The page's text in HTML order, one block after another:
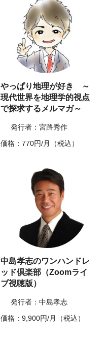
やっぱり地理が好き ～
現代世界を地理学的視点
で探求するメルマガ～
発行者：宮路秀作
価格：770円/月（税込）
中島孝志のワンハンドレ
ッド倶楽部（Zoomライ
ブ視聴版）
発行者：中島孝志
価格：9,900円/月（税込）